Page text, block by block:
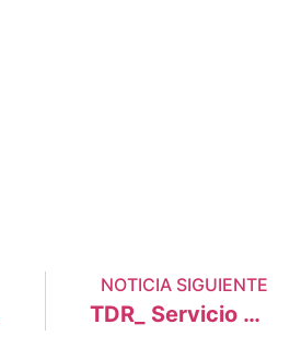
NOTICIA SIGUIENTE
TDR_ Servicio de elaboración de mapa interactivo sobre superposición de lotes petroleros con la diversidad biológica y cultural de la Amazonía